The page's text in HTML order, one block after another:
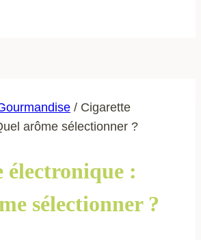
/ Cigarette
arôme sélectionner ?
électronique :
sélectionner ?